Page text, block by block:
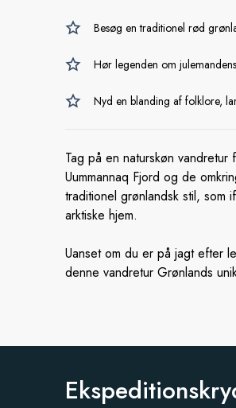
Besøg en traditionel rød
Hør legenden om
Nyd en blanding af folklore,
Tag på en naturskøn
Uummannaq Fjord og de
traditionel grønlandsk stil, som
arktiske hjem.
Uanset om du er på jagt efter
denne vandretur Grønlands